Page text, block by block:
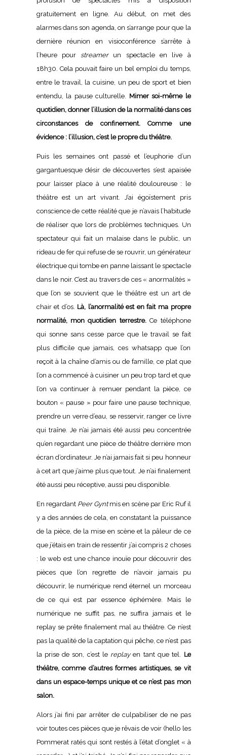
gratuitement en ligne. Au début, on met des
alarmes dans son agenda, on s’arrange pour que la
dernière réunion en visioconférence s’arrête à
l’heure pourstreamerun spectacle en live à
18h30. Cela pouvait faire un bel emploi du temps,
entre le travail, la cuisine, un peu de sport et bien
entendu, la pause culturelle. Mimer soi-même le
quotidien, donner l’illusion de la normalité dans ces
circonstances de confinement. Comme une
évidence : l’illusion, c’est le propre du théâtre.
Puis les semaines ont passé et l’euphorie d’un
gargantuesque désir de découvertes s’est apaisée
pour laisser place à une réalité douloureuse : le
théâtre est un art vivant. J’ai égoïstement pris
conscience de cette réalité que je n’avais l’habitude
de réaliser que lors de problèmes techniques. Un
spectateur qui fait un malaise dans le public, un
rideau de fer qui refuse de se rouvrir, un générateur
électrique qui tombe en panne laissant le spectacle
dans le noir. C’est au travers de ces « anormalités »
que l’on se souvient que le théâtre est un art de
chair et d’os. Là, l’anormalité est en fait ma propre
normalité, mon quotidien terrestre.Ce téléphone
qui sonne sans cesse parce que le travail se fait
plus difficile que jamais, ces whatsapp que l’on
reçoit à la chaîne d’amis ou de famille, ce plat que
l’on a commencé à cuisiner un peu trop tard et que
l’on va continuer à remuer pendant la pièce, ce
bouton « pause » pour faire une pause technique,
prendre un verre d’eau, se resservir, ranger ce livre
qui traîne. Je n’ai jamais été aussi peu concentrée
qu’en regardant une pièce de théâtre derrière mon
écran d’ordinateur. Je n’ai jamais fait si peu honneur
à cet art que j’aime plus que tout. Je n’ai finalement
été aussi peu réceptive, aussi peu disponible.
En regardant Peer Gyntmis en scène par Eric Ruf il
y a des années de cela, en constatant la puissance
de la pièce, de la mise en scène et la pâleur de ce
que j’étais en train de ressentir j’ai compris 2 choses
: le web est une chance inouïe pour découvrir des
pièces que l’on regrette de n’avoir jamais pu
découvrir, le numérique rend éternel un morceau
de ce qui est par essence éphémère. Mais le
numérique ne suffit pas, ne suffira jamais et le
replay se prête finalement mal au théâtre. Ce n’est
pas la qualité de la captation qui pêche, ce n’est pas
la prise de son, c’est le replayen tant que tel. Le
théâtre, comme d’autres formes artistiques, se vit
dans un espace-temps unique et ce n’est pas mon
salon.
Alors j’ai fini par arrêter de culpabiliser de ne pas
voir toutes ces pièces que je rêvais de voir (hello les
Pommerat ratés qui sont restés à l’état d’onglet « à